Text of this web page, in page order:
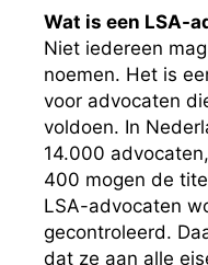
Wat is een LSA-
Niet iedereen
noemen. Het is
voor advocaten
voldoen. In
14.000
400 mogen de
LSA-advocaten
gecontroleerd.
dat ze aan alle